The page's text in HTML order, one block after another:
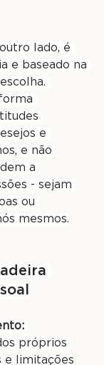
lado, é
e baseado na
e
e não
a
- sejam
ou
mesmos.
próprios
e limitações